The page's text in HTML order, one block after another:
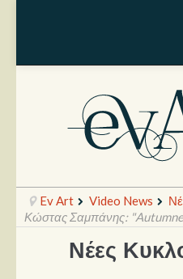
Ραπόρτο
Ev Art Video News
Κώστας Σαμπάνης:
Νέες